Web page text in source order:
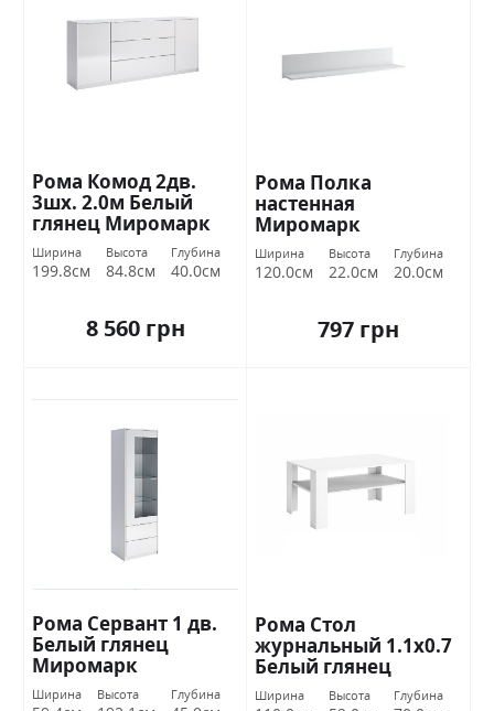
Рома Комод 2дв.
3шх. 2.0м Белый
глянец Миромарк
Ширина
199.8см
Высота
84.8см
Глубина
40.0см
8 560 грн
Рома Полка
настенная
Миромарк
Ширина
120.0см
Высота
22.0см
Глубина
20.0см
797 грн
Рома Сервант 1 дв.
Белый глянец
Миромарк
Ширина Высота Глубина
Рома Стол
журнальный 1.1х0.7
Белый глянец
Миромарк
Ширина Высота Глубина